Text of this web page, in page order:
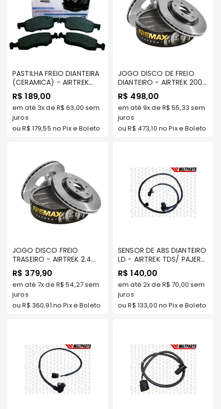
Filtros
Transmissão
Elétrica
ASX
Motor
Suspensão
Freio
Correias
Acessórios
L200
Triton
e
Suspensão
Correias
Filtros
Acessórios
Pajero
Sport
e
PASTILHA FREIO DIANTEIRA
(CERAMICA) - AIRTREK
TDS /ASX / GRANDIS/
GALANT 2.5 V6 01/..
OUTLANDER TDS/
OUTLANDER 2013/....
2.0/3.0/2.2 TDS - WILLTEC
R$ 189,00
em até 3xde R$ 63,00 sem
juros
ouR$ 179,55 no Pix e Boleto
JOGO DISCO DE FREIO
DIANTEIRO - AIRTREK 2003
ATÉ 2008 TDS - FREMAX
R$ 498,00
em até 9xde R$ 55,33 sem
juros
ouR$ 473,10 no Pix e Boleto
JOGO DISCO FREIO
TRASEIRO - AIRTREK 2.4
16V TDS/ TR4 2.0 16V TDS
- FREMAX - BD8326
R$ 379,90
em até 7xde R$ 54,27sem
juros
ouR$ 360,91 no Pix e Boleto
SENSOR DE ABS DIANTEIRO
LD - AIRTREK TDS/ PAJERO
SPORT 2.5 TDS/ L200
SPORT/ HPE/ OUTDOOR/
- MILTPARTS - MR961238
MT
R$ 140,00
em até 2xde R$ 70,00 sem
juros
ouR$ 133,00 no Pix e Boleto